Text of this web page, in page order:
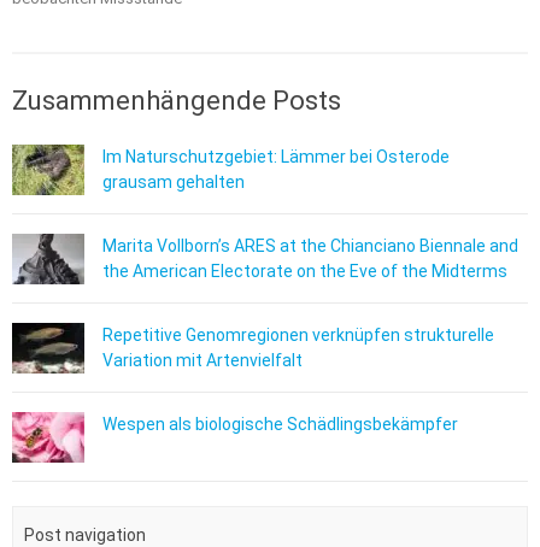
Zusammenhängende Posts
Im Naturschutzgebiet: Lämmer bei Osterode
grausam gehalten
Marita Vollborn’s ARES at the Chianciano Biennale and
the American Electorate on the Eve of the Midterms
Repetitive Genomregionen verknüpfen strukturelle
Variation mit Artenvielfalt
Wespen als biologische Schädlingsbekämpfer
Post navigation